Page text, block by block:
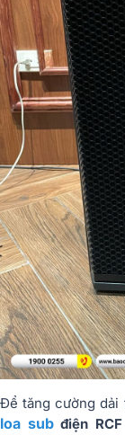
Để tăng cường dải
loa subđiện RCF